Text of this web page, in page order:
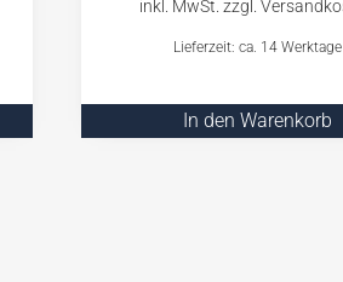
Lieferzeit: ca. 14 Werktage
In den Warenkorb